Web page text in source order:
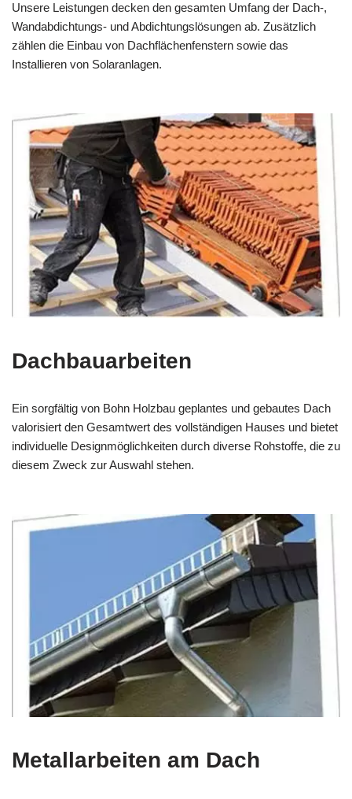
Unsere Leistungen decken den gesamten Umfang der Dach-,
Wandabdichtungs- und Abdichtungslösungen ab. Zusätzlich
zählen die Einbau von Dachflächenfenstern sowie das
Installieren von Solaranlagen.
Dachbauarbeiten
Ein sorgfältig von Bohn Holzbau geplantes und gebautes Dach
valorisiert den Gesamtwert des vollständigen Hauses und bietet
individuelle Designmöglichkeiten durch diverse Rohstoffe, die zu
diesem Zweck zur Auswahl stehen.
Metallarbeiten am Dach